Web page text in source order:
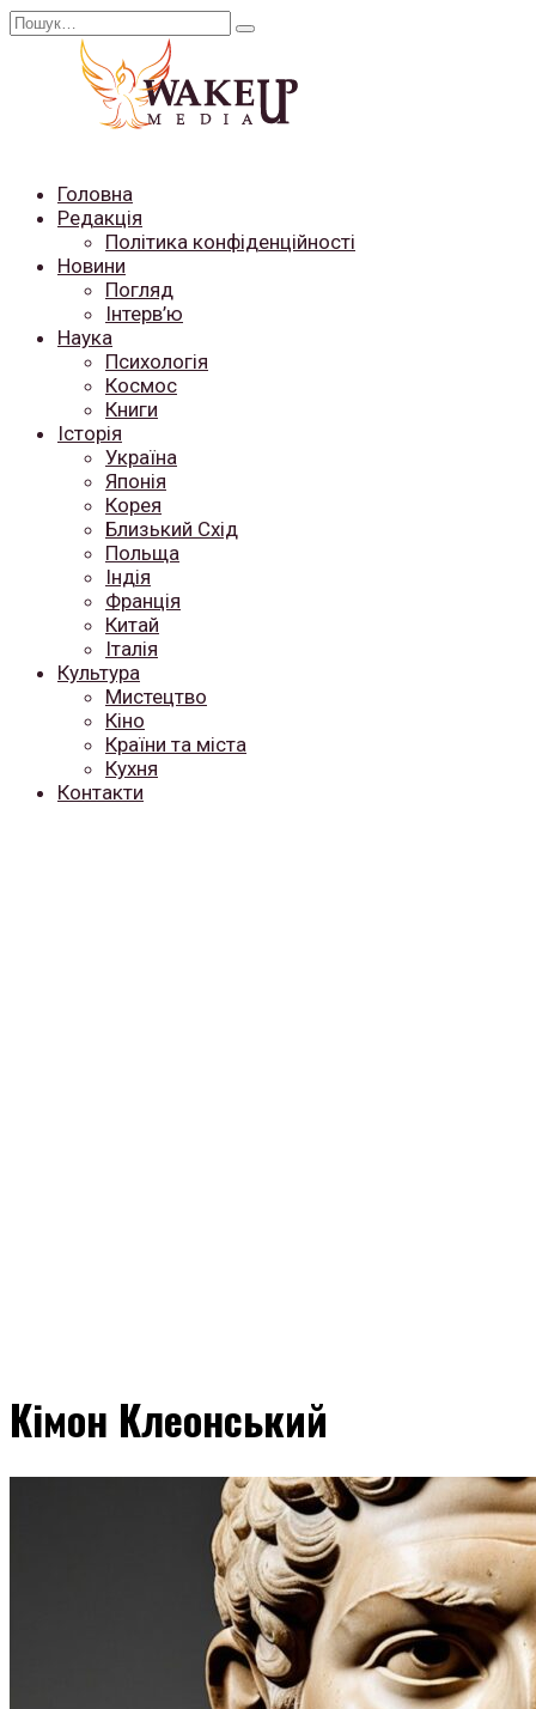
Перейти
Search
Головна
Редакція
Політика конфіденційності
Новини
Погляд
Інтерв’ю
Наука
Психологія
Космос
Книги
Історія
Україна
Японія
Корея
Близький Схід
Польща
Індія
Франція
Китай
Італія
Культура
Мистецтво
Кіно
Країни та міста
Кухня
Контакти
Кімон Клеонський